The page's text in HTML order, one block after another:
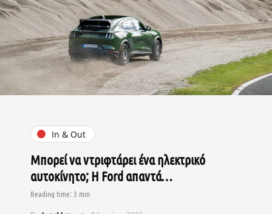
In & Out
Μπορεί να ντριφτάρει ένα ηλεκτρικό
αυτοκίνητο; Η Ford απαντά…